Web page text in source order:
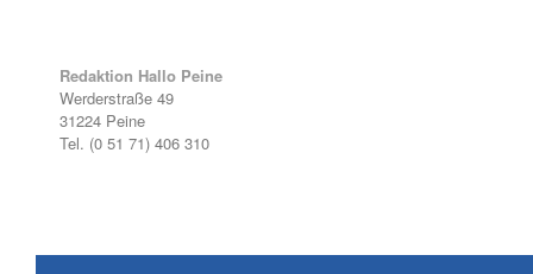
Redaktion Hallo Peine
Werderstraße 49
31224 Peine
Tel. (0 51 71) 406 310